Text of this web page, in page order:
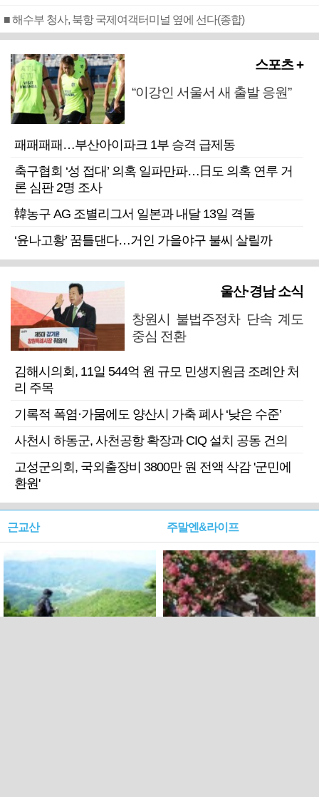
■ 해수부 청사, 북항 국제여객터미널 옆에 선다(종합)
스포츠 +
“이강인 서울서 새 출발 응원”
패패패패…부산아이파크 1부 승격 급제동
축구협회 ‘성 접대’ 의혹 일파만파…日도 의혹 연루 거
론 심판 2명 조사
韓농구 AG 조별리그서 일본과 내달 13일 격돌
‘윤나고황’ 꿈틀댄다…거인 가을야구 불씨 살릴까
울산·경남 소식
창원시 불법주정차 단속 계도
중심 전환
김해시의회, 11일 544억 원 규모 민생지원금 조례안 처
리 주목
기록적 폭염·가뭄에도 양산시 가축 폐사 ‘낮은 수준’
사천시 하동군, 사천공항 확장과 CIQ 설치 공동 건의
고성군의회, 국외출장비 3800만 원 전액 삭감 '군민에
환원'
근교산 주말엔&라이프